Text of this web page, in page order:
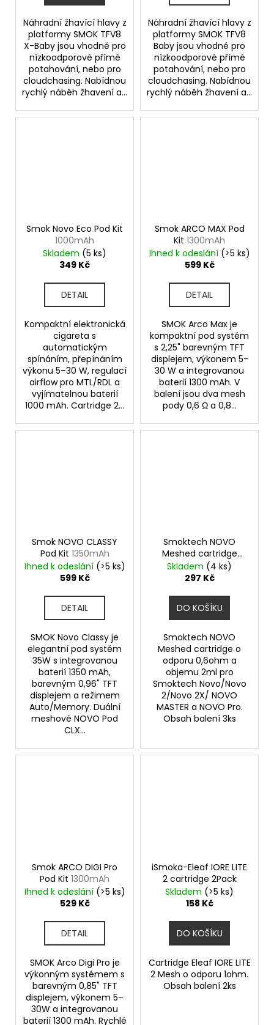
Náhradní žhavící hlavy z
platformy SMOK TFV8
X-Baby jsou vhodné pro
nízkoodporové přímé
potahování, nebo pro
cloudchasing. Nabídnou
rychlý náběh žhavení a...
Náhradní žhavící hlavy z
platformy SMOK TFV8
Baby jsou vhodné pro
nízkoodporové přímé
potahování, nebo pro
cloudchasing. Nabídnou
rychlý náběh žhavení a...
Smok Novo Eco Pod Kit
1000mAh
Skladem (5 ks)
349 Kč
DETAIL
Kompaktní elektronická
cigareta s
automatickým
spínáním, přepínáním
výkonu 5–30 W, regulací
airflow pro MTL/RDL a
vyjímatelnou baterií
1000 mAh. Cartridge 2...
Smok ARCO MAX Pod
Kit 1300mAh
Ihned k odeslání (>5 ks)
599 Kč
DETAIL
SMOK Arco Max je
kompaktní pod systém
s 2,25" barevným TFT
displejem, výkonem 5-
30 W a integrovanou
baterií 1300 mAh. V
balení jsou dva mesh
pody 0,6 Ω a 0,8...
Smok NOVO CLASSY
Pod Kit 1350mAh
Ihned k odeslání (>5 ks)
599 Kč
DETAIL
SMOK Novo Classy je
elegantní pod systém
35W s integrovanou
baterií 1350 mAh,
barevným 0,96" TFT
displejem a režimem
Auto/Memory. Duální
meshové NOVO Pod
CLX...
Smoktech NOVO
Meshed cartridge
0,6ohm 2ml 3Pack
Skladem (4 ks)
297 Kč
DO KOŠÍKU
Smoktech NOVO
Meshed cartridge o
odporu 0,6ohm a
objemu 2ml pro
Smoktech Novo/Novo
2/Novo 2X/ NOVO
MASTER a NOVO Pro.
Obsah balení 3ks
Smok ARCO DIGI Pro
Pod Kit 1300mAh
Ihned k odeslání (>5 ks)
529 Kč
DETAIL
SMOK Arco Digi Pro je
výkonným systémem s
barevným 0,85" TFT
displejem, výkonem 5–
30W a integrovanou
baterií 1300 mAh. Rychlé
iSmoka-Eleaf IORE LITE
2 cartridge 2Pack
Skladem (>5 ks)
158 Kč
DO KOŠÍKU
Cartridge Eleaf IORE LITE
2 Mesh o odporu 1ohm.
Obsah balení 2ks